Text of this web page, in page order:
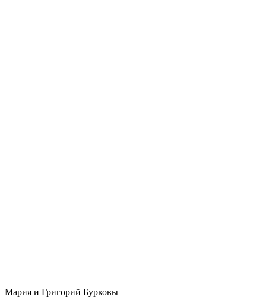
Мария и Григорий Бурковы